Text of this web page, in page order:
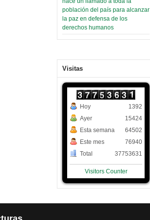
población del país para alcanzar
la paz en defensa de los
derechos humanos
Visitas
Hoy
Ayer
Esta semana
Este mes
Total
1392
15424
64502
76940
37753631
Visitors Counter